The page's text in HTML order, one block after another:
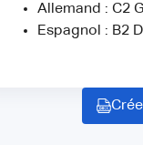
Allemand : C2
Espagnol : B2